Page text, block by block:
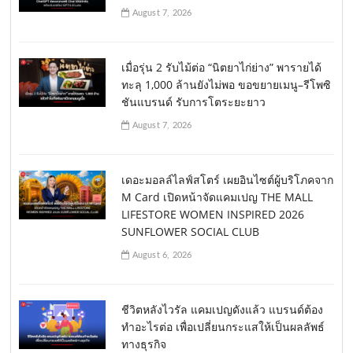
August 7, 2026
เมื่อรุ่น 2 รับไม้ต่อ “นิตยาไก่ย่าง” พารายได้
ทะลุ 1,000 ล้านยังไม่พอ ขอขยายเมนู–รีโพซิ
ชันแบรนด์ รับการโตระยะยาว
August 7, 2026
เดอะมอลล์ไลฟ์สโตร์ เผยอินไซต์ผู้บริโภคจาก
M Card เปิดหน้าจัดแคมเปญ THE MALL
LIFESTORE WOMEN INSPIRED 2026
SUNFLOWER SOCIAL CLUB
August 6, 2026
ชีวิตหลังไวรัล แคมเปญดังแล้ว แบรนด์ต้อง
ทำอะไรต่อ เพื่อเปลี่ยนกระแสให้เป็นผลลัพธ์
ทางธุรกิจ